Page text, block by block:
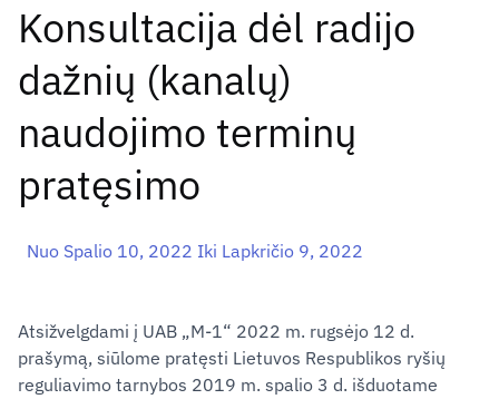
Konsultacija dėl radijo
dažnių (kanalų)
naudojimo terminų
pratęsimo
Nuo Spalio 10, 2022 Iki Lapkričio 9, 2022
Atsižvelgdami į UAB „M-1“ 2022 m. rugsėjo 12 d.
prašymą, siūlome pratęsti Lietuvos Respublikos ryšių
reguliavimo tarnybos 2019 m. spalio 3 d. išduotame